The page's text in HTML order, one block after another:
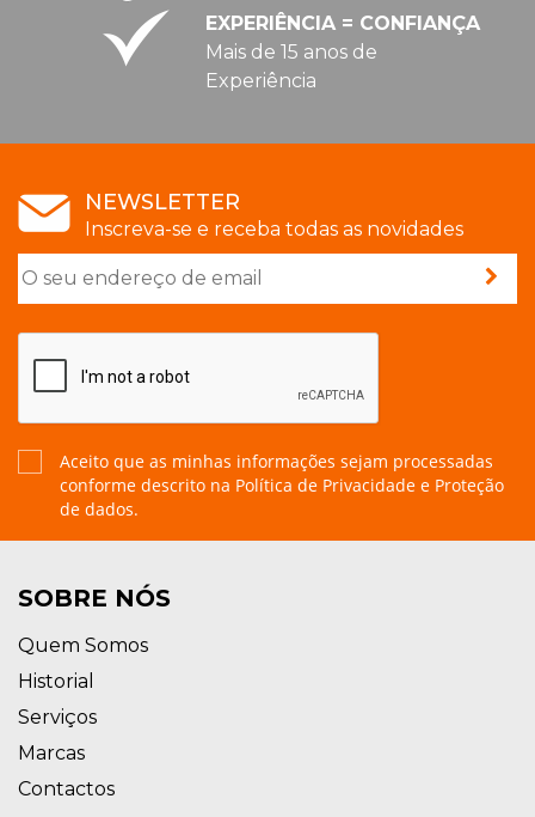
EXPERIÊNCIA = CONFIANÇA
Mais de 15 anos de
Experiência
NEWSLETTER
Inscreva-se e receba todas as novidades
Aceito que as minhas informações sejam processadas
conforme descrito na Política de Privacidade e Proteção
de dados.
SOBRE NÓS
Quem Somos
Historial
Serviços
Marcas
Contactos